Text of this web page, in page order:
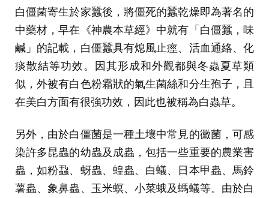
白僵菌寄生於家蠶後，將僵死的蠶乾燥即為著名的
中藥材，早在《神農本草經》中就有「白僵蠶，味
鹹」的記載，白僵蠶具有熄風止痙、活血通絡、化
痰散結等功效。因其形成和外觀都與冬蟲夏草類
似，外被有白色粉霜狀的氣生菌絲和分生孢子，且
在美白方面有很強功效，因此也被稱為白蟲草。
另外，由於白僵菌是一種土壤中常見的黴菌，可感
染許多昆蟲的幼蟲及成蟲，包括一些重要的農業害
蟲，如粉蝨、蚜蟲、蝗蟲、白蟻、日本甲蟲、馬鈴
薯蟲、象鼻蟲、玉米螟、小菜蛾及螞蟻等。由於白